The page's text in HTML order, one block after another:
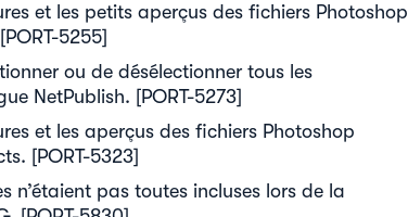
et les petits aperçus des fichiers Photoshop
5255]
ou de désélectionner tous les
NetPublish. [PORT-5273]
et les aperçus des fichiers Photoshop
[PORT-5323]
n’étaient pas toutes incluses lors de la